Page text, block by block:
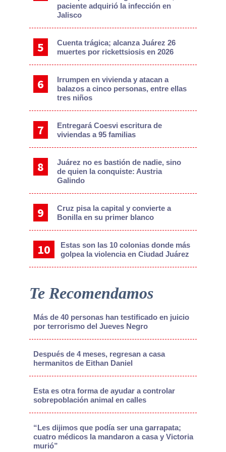
paciente adquirió la infección en
Jalisco
Cuenta trágica; alcanza Juárez 26
muertes por rickettsiosis en 2026
Irrumpen en vivienda y atacan a
balazos a cinco personas, entre ellas
tres niños
Entregará Coesvi escritura de
viviendas a 95 familias
Juárez no es bastión de nadie, sino
de quien la conquiste: Austria
Galindo
Cruz pisa la capital y convierte a
Bonilla en su primer blanco
Estas son las 10 colonias donde más
golpea la violencia en Ciudad Juárez
Te Recomendamos
Más de 40 personas han testificado en juicio
por terrorismo del Jueves Negro
Después de 4 meses, regresan a casa
hermanitos de Eithan Daniel
Esta es otra forma de ayudar a controlar
sobrepoblación animal en calles
“Les dijimos que podía ser una garrapata;
cuatro médicos la mandaron a casa y Victoria
murió”